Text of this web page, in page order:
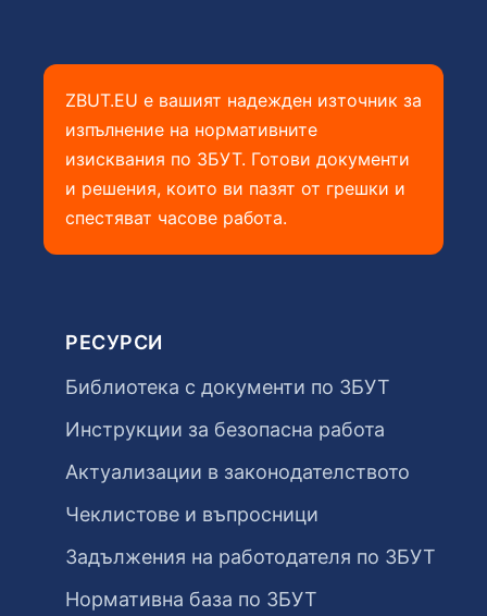
ZBUT.EU е вашият надежден източник за
изпълнение на нормативните
изисквания по ЗБУТ. Готови документи
и решения, които ви пазят от грешки и
спестяват часове работа.
РЕСУРСИ
Библиотека с документи по ЗБУТ
Инструкции за безопасна работа
Актуализации в законодателството
Чеклистове и въпросници
Задължения на работодателя по ЗБУТ
Нормативна база по ЗБУТ